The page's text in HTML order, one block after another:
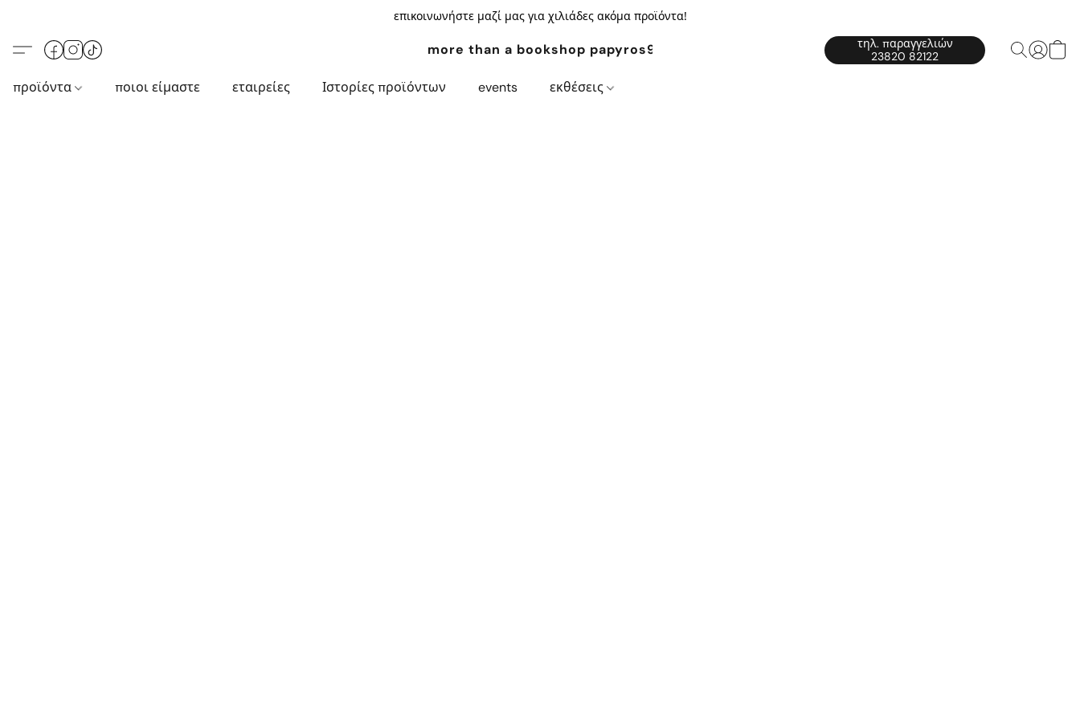
επικοινωνήστε μαζί μας για χιλιάδες ακόμα προϊόντα!
more than a bookshop papyros94.com
τηλ. παραγγελιών
23820 82122
προϊόντα ποιοι είμαστε εταιρείες Ιστορίες προϊόντων events εκθέσεις